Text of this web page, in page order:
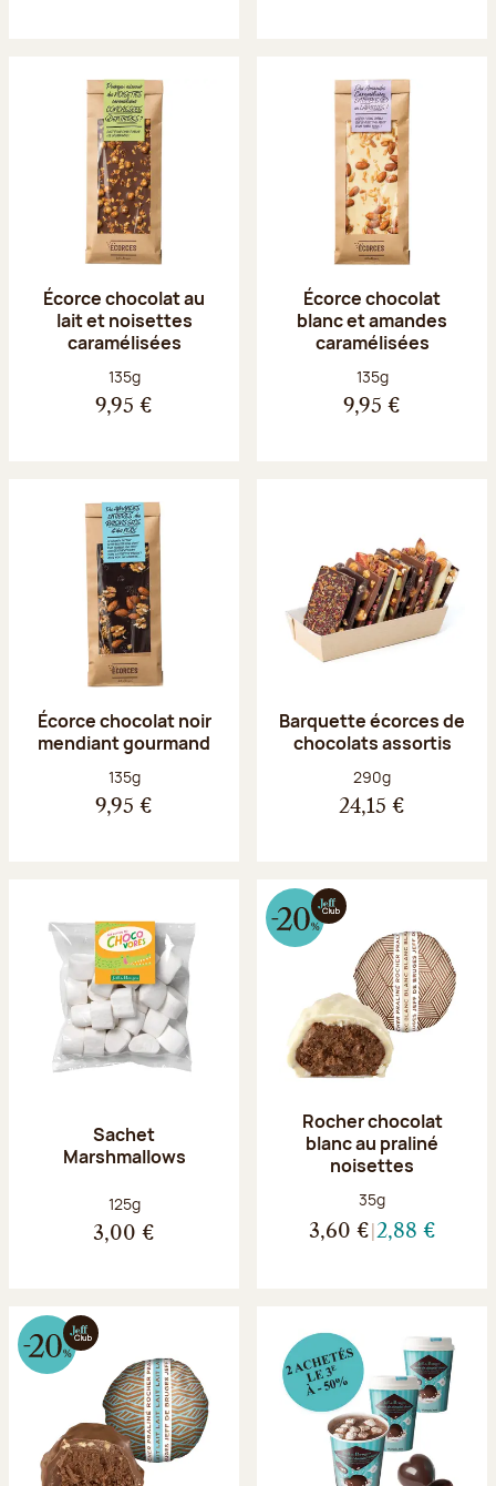
Écorce chocolat au
lait et noisettes
caramélisées
Poids net :
135g
9,95 €
Écorce chocolat
blanc et amandes
caramélisées
Poids net :
135g
9,95 €
Écorce chocolat noir
mendiant gourmand
Poids net :
135g
9,95 €
Barquette écorces de
chocolats assortis
Poids net :
290g
24,15 €
Sachet
Marshmallows
Poids net :
125g
3,00 €
Rocher chocolat
blanc au praliné
noisettes
Poids net :
35g
3,60 € 2,88 €